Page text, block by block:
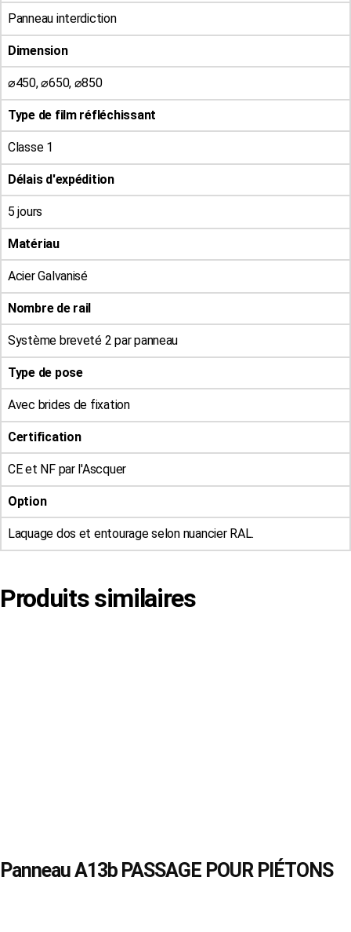
Panneau interdiction
Dimension
⌀450, ⌀650, ⌀850
Type de film réfléchissant
Classe 1
Délais d'expédition
5 jours
Matériau
Acier Galvanisé
Nombre de rail
Système breveté 2 par panneau
Type de pose
Avec brides de fixation
Certification
CE et NF par l'Ascquer
Option
Laquage dos et entourage selon nuancier RAL.
Produits similaires
Panneau A13b PASSAGE POUR PIÉTONS